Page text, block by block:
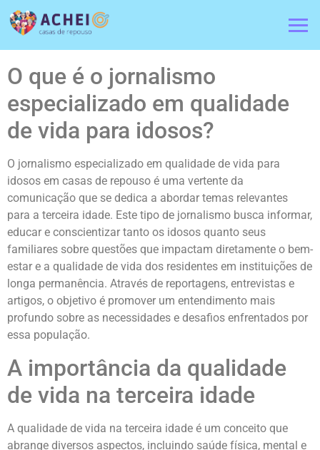
O que é o jornalismo
especializado em qualidade
de vida para idosos?
O jornalismo especializado em qualidade de vida para
idosos em casas de repouso é uma vertente da
comunicação que se dedica a abordar temas relevantes
para a terceira idade. Este tipo de jornalismo busca informar,
educar e conscientizar tanto os idosos quanto seus
familiares sobre questões que impactam diretamente o bem-
estar e a qualidade de vida dos residentes em instituições de
longa permanência. Através de reportagens, entrevistas e
artigos, o objetivo é promover um entendimento mais
profundo sobre as necessidades e desafios enfrentados por
essa população.
A importância da qualidade
de vida na terceira idade
A qualidade de vida na terceira idade é um conceito que
abrange diversos aspectos, incluindo saúde física, mental e